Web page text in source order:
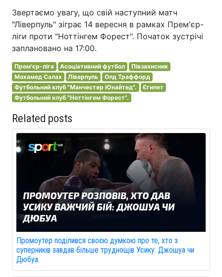
Звертаємо увагу, що свій наступний матч
"Ліверпуль" зіграє 14 вересня в рамках Прем'єр-
ліги проти "Ноттінгем Форест". Початок зустрічі
заплановано на 17:00.
Прем'єр-ліга Асоціативний футбол
Півзахисник
Мохамед Салах
Ліверпуль
Олд Траффорд
Футбольний клуб "Манчестер Юнайтед".
Єгипет
Футбольний клуб "Ноттінгем Форест".
Related posts
Промоутер поділився своєю думкою про те, хто з
суперників завдав більше труднощів Усику: Джошуа чи
Дюбуа.